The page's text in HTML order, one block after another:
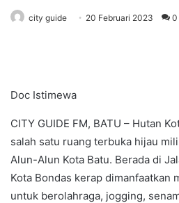
city guide 20 Februari 2023 0
Doc Istimewa
CITY GUIDE FM, BATU – Hutan
salah satu ruang terbuka hijau
Alun-Alun Kota Batu. Berada di
Kota Bondas kerap dimanfaatkan
untuk berolahraga, jogging,